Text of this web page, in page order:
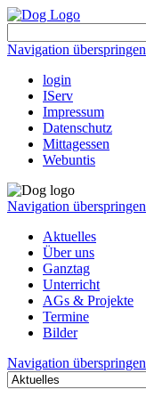
Navigation überspringen
login
IServ
Impressum
Datenschutz
Mittagessen
Webuntis
Navigation überspringen
Aktuelles
Über uns
Ganztag
Unterricht
AGs & Projekte
Termine
Bilder
Navigation überspringen